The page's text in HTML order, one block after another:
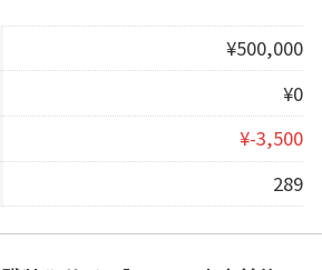
¥500,000
¥0
¥-3,500
289